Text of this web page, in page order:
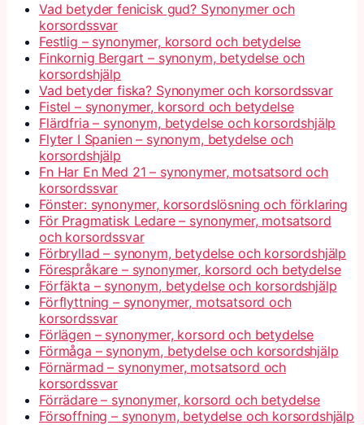
Vad betyder fenicisk gud? Synonymer och
korsordssvar
Festlig – synonymer, korsord och betydelse
Finkornig Bergart – synonym, betydelse och
korsordshjälp
Vad betyder fiska? Synonymer och korsordssvar
Fistel – synonymer, korsord och betydelse
Flärdfria – synonym, betydelse och korsordshjälp
Flyter I Spanien – synonym, betydelse och
korsordshjälp
Fn Har En Med 21 – synonymer, motsatsord och
korsordssvar
Fönster: synonymer, korsordslösning och förklaring
För Pragmatisk Ledare – synonymer, motsatsord
och korsordssvar
Förbryllad – synonym, betydelse och korsordshjälp
Förespråkare – synonymer, korsord och betydelse
Förfäkta – synonym, betydelse och korsordshjälp
Förflyttning – synonymer, motsatsord och
korsordssvar
Förlägen – synonymer, korsord och betydelse
Förmåga – synonym, betydelse och korsordshjälp
Förnärmad – synonymer, motsatsord och
korsordssvar
Förrädare – synonymer, korsord och betydelse
Försoffning – synonym, betydelse och korsordshjälp